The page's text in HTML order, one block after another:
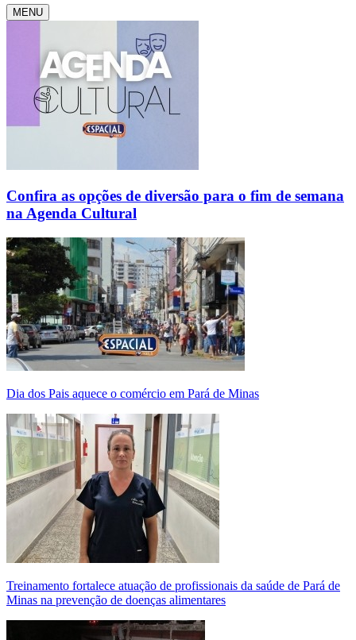
MENU
Confira as opções de diversão para o fim de semana
na Agenda Cultural
Dia dos Pais aquece o comércio em Pará de Minas
Treinamento fortalece atuação de profissionais da saúde de Pará de
Minas na prevenção de doenças alimentares